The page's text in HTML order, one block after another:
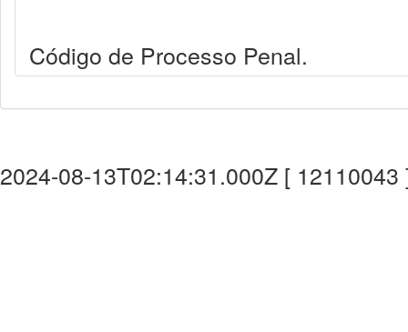
Código de Processo Penal.
2024-08-13T02:14:31.000Z [ 12110043